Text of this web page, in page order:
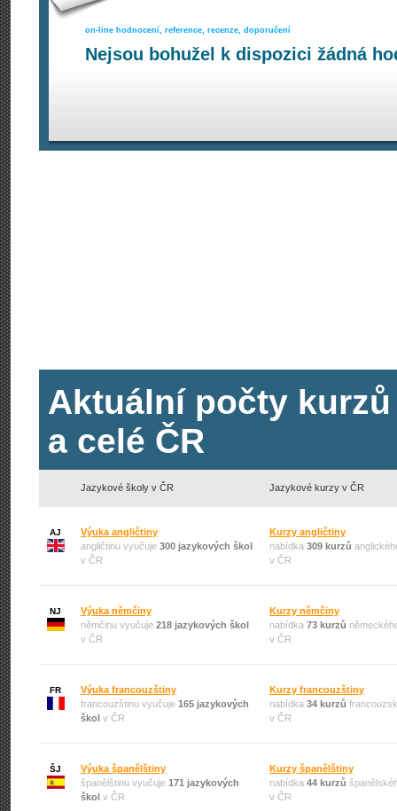
on-line hodnocení, reference, recenze, doporučení
Nejsou bohužel k dispozici žádná
Aktuální počty
a celé ČR
Jazykové školy v ČR Jazykové kurzy v ČR
AJ
Výuka angličtiny
angličtinu vyučuje 300 jazykových škol
v ČR
Kurzy angličtiny
nabídka 309 kurzů
v ČR
NJ
Výuka němčiny
němčinu vyučuje 218 jazykových škol
v ČR
Kurzy němčiny
nabídka 73 kurzů
v ČR
FR
Výuka francouzštiny
francouzštinu vyučuje 165 jazykových
škol v ČR
Kurzy francouzštiny
nabídka 34 kurzů
v ČR
ŠJ
Výuka španělštiny
španělštinu vyučuje 171 jazykových
škol v ČR
Kurzy španělštiny
nabídka 44 kurzů
v ČR